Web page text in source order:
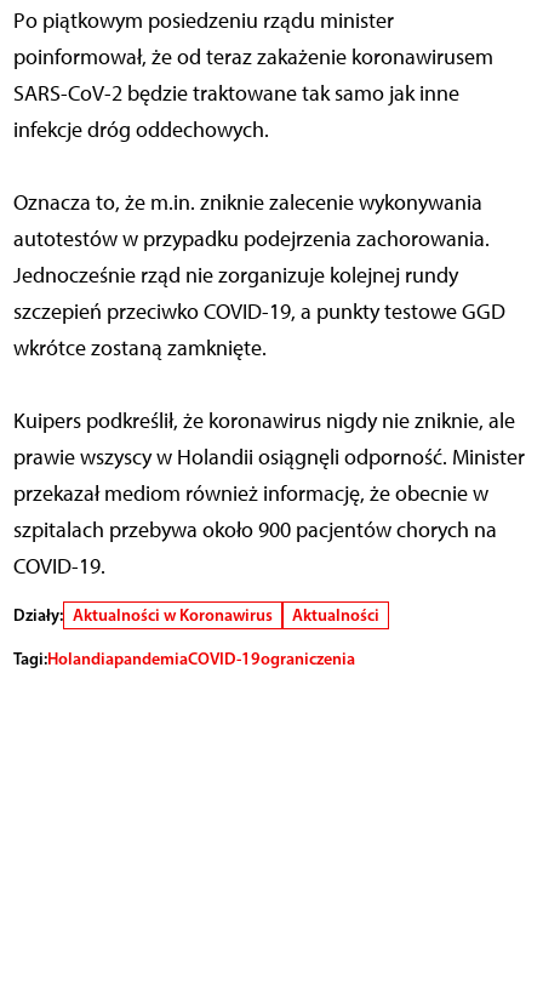
Po piątkowym posiedzeniu rządu minister
poinformował, że od teraz zakażenie koronawirusem
SARS-CoV-2 będzie traktowane tak samo jak inne
infekcje dróg oddechowych.
Oznacza to, że m.in. zniknie zalecenie wykonywania
autotestów w przypadku podejrzenia zachorowania.
Jednocześnie rząd nie zorganizuje kolejnej rundy
szczepień przeciwko COVID-19, a punkty testowe GGD
wkrótce zostaną zamknięte.
Kuipers podkreślił, że koronawirus nigdy nie zniknie, ale
prawie wszyscy w Holandii osiągnęli odporność. Minister
przekazał mediom również informację, że obecnie w
szpitalach przebywa około 900 pacjentów chorych na
COVID-19.
Działy: Aktualności w Koronawirus
Aktualności
Tagi:HolandiapandemiaCOVID-19ograniczenia